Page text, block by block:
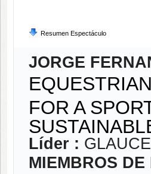
Resumen Espectáculo
JORGE
FOR A
Líder :
MIEMBROS